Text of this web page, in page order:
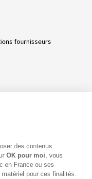
fournisseurs
Tec France collecte vos
sur notre politique en matière
des contenus
OK pour moi , vous
en France ou ses
pour ces finalités.